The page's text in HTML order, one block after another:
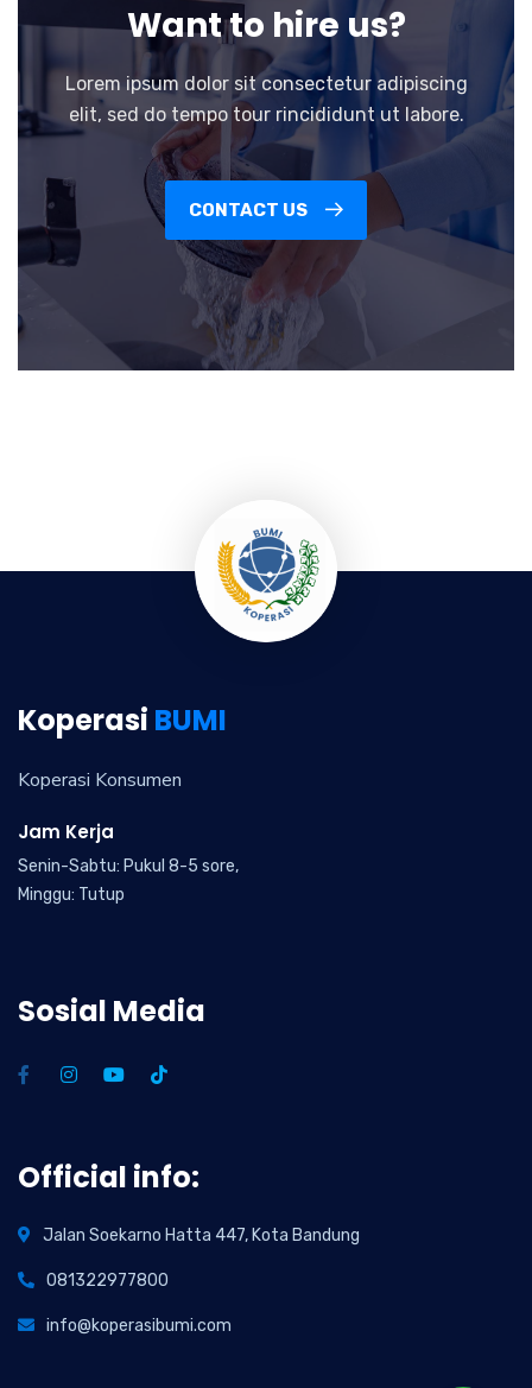
Want to hire us?
Lorem ipsum dolor sit consectetur adipiscing
elit, sed do tempo tour rincididunt ut labore.
CONTACT US
Koperasi BUMI
Koperasi Konsumen
Jam Kerja
Senin-Sabtu: Pukul 8-5 sore,
Minggu: Tutup
Sosial Media
Official info:
Jalan Soekarno Hatta 447, Kota Bandung
081322977800
info@koperasibumi.com